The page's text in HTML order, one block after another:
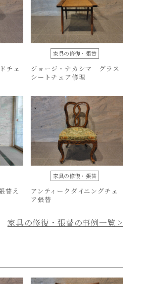
チェ
家具の修復・張替
ジョージ・ナカシマ グラス
シートチェア修理
替え
家具の修復・張替
アンティークダイニングチェ
ア張替
家具の修復・張替の事例一覧 >